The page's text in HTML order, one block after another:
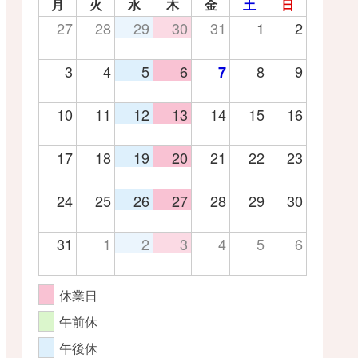
月 火 水 木 金 土 日
27 28 29 30 31 1 2
3 4 5 6 7 8 9
10 11 12 13 14 15 16
17 18 19 20 21 22 23
24 25 26 27 28 29 30
31 1 2 3 4 5 6
休業日
午前休
午後休